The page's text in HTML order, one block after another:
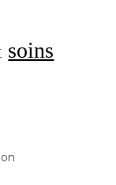
soins